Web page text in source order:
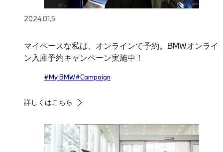
2024.01.5
マイペースな私は、オンラインで予約。BMWオンライ
ン入庫予約キャンペーン実施中！
#My BMW#Campaign
詳しくはこちら